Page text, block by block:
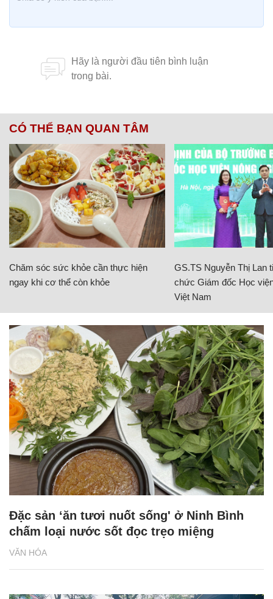
CÓ THỂ BẠN QUAN TÂM
Chăm sóc sức khỏe cần thực hiện
ngay khi cơ thể còn khỏe
GS.TS Nguyễn Thị Lan
chức Giám đốc Học
Việt Nam
VĂN HÓA
Đặc sản ‘ăn tươi nuốt sống' ở Ninh Bình
chấm loại nước sốt đọc trẹo miệng